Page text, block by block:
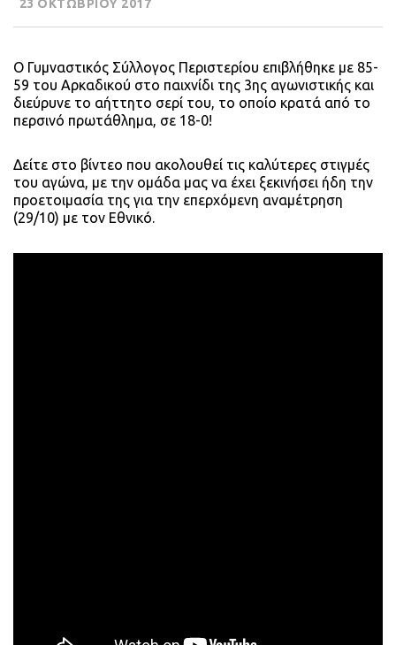
23 ΟΚΤΩΒΡΙΟΥ 2017
Ο Γυμναστικός Σύλλογος Περιστερίου επιβλήθηκε με 85-
59 του Αρκαδικού στο παιχνίδι της 3ης αγωνιστικής και
διεύρυνε το αήττητο σερί του, το οποίο κρατά από το
περσινό πρωτάθλημα, σε 18-0!
Δείτε στο βίντεο που ακολουθεί τις καλύτερες στιγμές
του αγώνα, με την ομάδα μας να έχει ξεκινήσει ήδη την
προετοιμασία της για την επερχόμενη αναμέτρηση
(29/10) με τον Εθνικό.